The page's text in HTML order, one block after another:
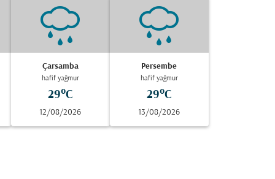
Çarsamba
hafif yağmur
29°C
12/08/2026
Persembe
hafif yağmur
29°C
13/08/2026